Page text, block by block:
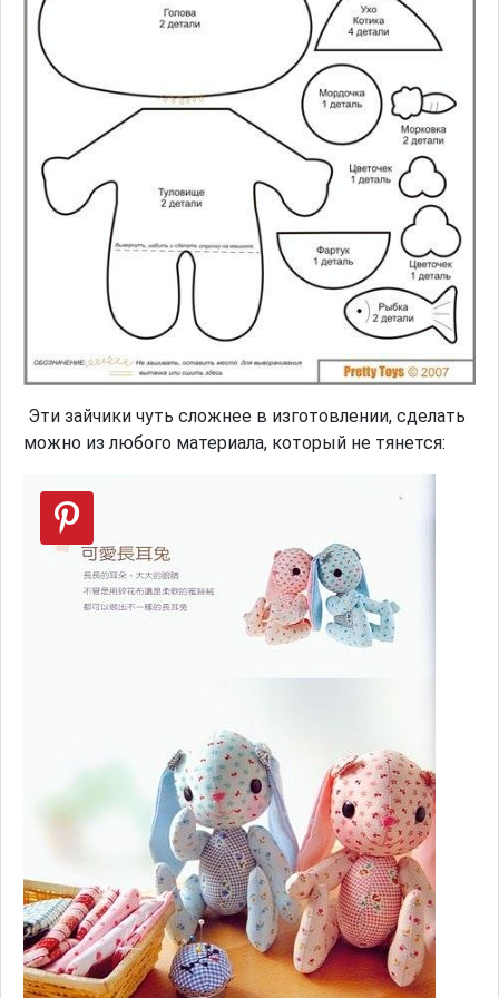
Эти зайчики чуть сложнее в изготовлении, сделать
можно из любого материала, который не тянется: